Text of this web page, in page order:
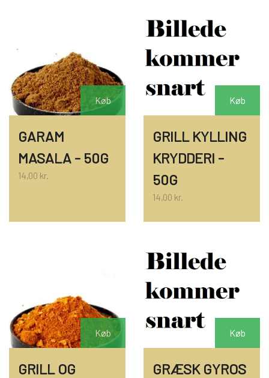
Køb
GARAM
MASALA - 50G
14,00 kr.
Køb
GRILL KYLLING
KRYDDERI -
50G
14,00 kr.
Køb
GRILL OG
Køb
GRÆSK GYROS